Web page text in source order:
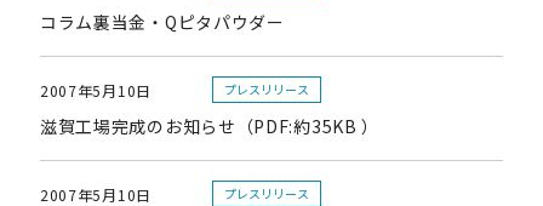
コラム裏当金・Qピタパウダー
2007年5月10日 プレスリリース
滋賀工場完成のお知らせ（PDF:約35KB ）
2007年5月10日 プレスリリース